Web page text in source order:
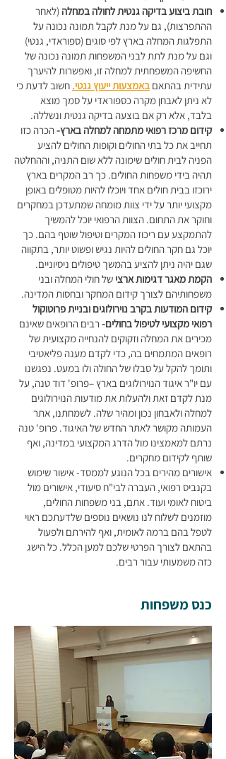
חובת ביצוע בדיקה גנטית לחולה במחלה (לאחר
ההתפרצות), גם על מנת לקבל תמונה נכונה על
התפלגות המחלה בארץ לפי סוגים (ספוראדי, גנטי)
וגם על מנת לתת לבני המשפחות תמונה נכונה של
החשיפה המשפחתית למחלה זו, ואפשרות להיערך
עתידית בהתאם באמצעות ייעוץ גנטי. חשוב לדעת כי
לא ניתן לאבחן מקרה כספוראדי על סמך מוצא
בלבד, אלא רק אם בוצעה בדיקה גנטית ונשללה.
קידום מרכז רפואי מתמחה למחלה בארץ-הכרה כזו
תחייב את כל בתי החולים וקופות החולים להציע
הפניה לבית חולים שימונה ללא שום התניה, וההחלטה
תהיה בידי משפחות החולים. כך רב המקרים בארץ
ירוכזו בבית חולים אחד ויוכלו להיות מטופלים באופן
מקצועי יותר על ידי צוות מומחה שמתעדכן במחקרים
וחוקר את התחום. הצוות הרפואי יוכל להמשיך
להתמקצע עם ריכוז המקרים וטיפול שוטף בהם. כך
יוכל גם חקר החולים להיות נגיש ופשוט יותר, בתקווה
שגם יהיה ניתן להציע בהמשך טיפולים ניסיוניים.
הקמת מאגר דגימות ארצי של חולי המחלה ובני
משפחותיהם לצורך קידום המחקר ובחסות המדינה.
קידום המודעות בקרב נוירולוגים ובניית פרוטוקול
רפואי מקצועי לטיפול בחולים- רבים הרופאים שאינם
מכירים את המחלה וזקוקים להנחייה מקצועית של
רופאים המתמחים בה, כדי לקדם מענה פליאטיבי
ותומך להקל על סִבלו של החולה ולו במעט. נפגשנו
עם יו"ר איגוד הנוירולוגים בארץ –פרופ' דוד טנה, על
מנת לקדם זאת ולהעלות את מודעות הנוירולוגים
למחלה ולאבחון נכון ומהיר שלה. לשמחתנו, אתר
העמותה מקושר לאתר החדש של האיגוד. פרופ' טנה
נרתם למאמצינו מול הדרג המקצועי במדינה, ואף
שותף לקידום מחקרים.
אישורים מהירים בכל הנוגע לממסד- אישור שימוש
בקנביס רפואי, העברה לבי"ח סיעודי, אישורים מול
ביטוח לאומי ועוד. אתם, בני משפחות החולים,
מוזמנים לשלוח לנו נושאים נוספים שלדעתכם ראוי
לטפל בהם ברמה לאומית, ואף להירתם ולפעול
בהתאם לצורך הפרטי שלכם למען הכלל. כל הישג
כזה משמעותי עבור רבים.
כנס משפחות